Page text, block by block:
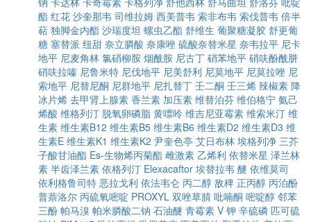
酯 红花 沙奎那韦 司维拉姆 西美普韦 索非布韦 索伐普韦 倍半
萜 独脚金内酯 沙瑞度坦 螺虫乙酯 舒维生 葡聚糖凝胶 舒更葡
糖 塞替派 纽甜 奈立膦酸 奈康唑 硫酸奈替米星 奈韦拉平 尼卡
地平 尼麦角林 氯硝柳胺 烟酰胺 尼古丁 硝苯地平 硝呋酚酰肼
硝呋拉嗪 尼鲁米特 尼伐地平 尼美舒利 尼莫地平 尼莫拉唑 尼
索地平 尼替尼酮 尼群地平 尼扎替丁 壬二酮 壬三烯 辣椒素 降
冰片烯 去甲肾上腺素 香兰素 加压素 维替泊芬 维伯格宁 氨己
烯酸 维格列汀 脱氧卵磷脂 黄嘌呤 维吉尼亚霉素 维索米汀 维
生素 维生素B12 维生素B5 维生素B6 维生素D2 维生素D3 维
生素E 维生素K1 维生素K2 尹奎色亭 艾日布林 埃格列净 三芥
子酸甘油酯 Es-生物烯丙菊酯 雌激素 乙烯利 依替米星 泽兰林
素 半齿泽兰素 依格列汀 Elexacaftor 埃替拉韦 醚 依维莫司
依利格鲁司特 恶拉戈利 依法韦仑 丙二醇 敌稗 正丙醇 丙泊酚
普萘洛尔 丙硫氧嘧啶 PROXYL 双唑草腈 吡喃酮 嘧啶醇 邻苯
三酚 帕马溴 帕米膦酸二钠 石油醚 青霉素 V 钾 辛硫磷 匹可硫